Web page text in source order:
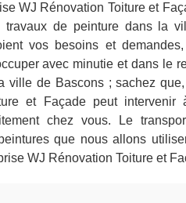
WJ Rénovation Toiture et
travaux de peinture dans la
vos besoins et
avec minutie et dans le
ville de Bascons ; sachez
et Façade peut intervenir
chez vous. Le
que nous allons
WJ Rénovation Toiture et